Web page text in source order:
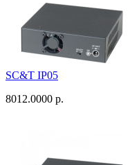
SC&T IP05
8012.0000 р.